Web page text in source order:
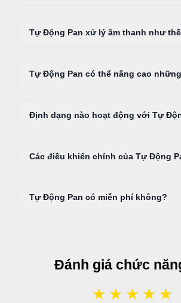
Tự Động Pan xử lý âm thanh như
Tự Động Pan có thể nâng cao
Định dạng nào hoạt động với Tự
Các điều khiển chính của Tự Động
Tự Động Pan có miễn phí không?
Đánh giá chức
★ ★ ★ ★ ★
★ ★ ★ ★ ★